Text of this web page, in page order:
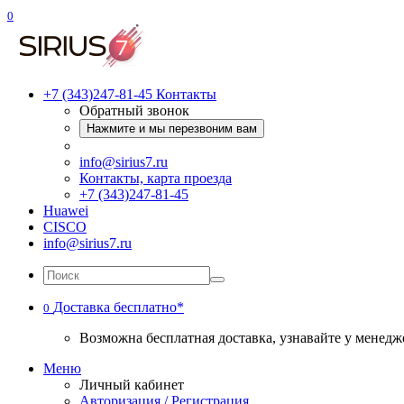
0
+7 (343)247-81-45 Контакты
Обратный звонок
Нажмите и мы перезвоним вам
info@sirius7.ru
Контакты, карта проезда
+7 (343)247-81-45
Huawei
CISCO
info@sirius7.ru
0 Доставка бесплатно*
Возможна бесплатная доставка, узнавайте у
Меню
Личный кабинет
Авторизация / Регистрация